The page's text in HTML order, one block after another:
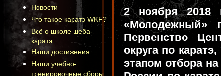
2 ноября 2018
«Молодежный»
Первенство
округа по
этапом отбора
Новости
Что такое каратэ WKF?
Всё о школе шеба-
каратэ
Наши достижения
Наши учебно-
тренировочные сборы